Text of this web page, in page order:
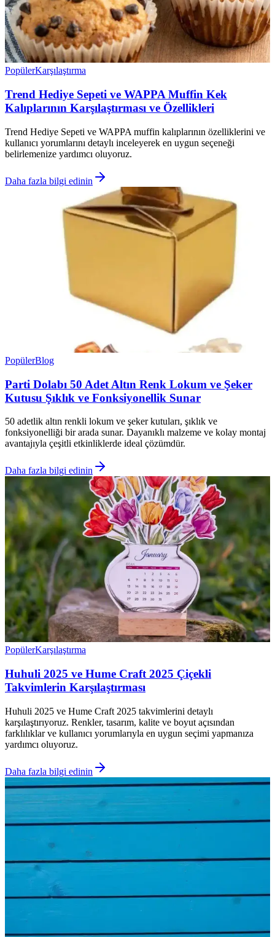
PopülerKarşılaştırma
Trend Hediye Sepeti ve WAPPA Muffin Kek
Kalıplarının Karşılaştırması ve Özellikleri
Trend Hediye Sepeti ve WAPPA muffin kalıplarının özelliklerini ve
kullanıcı yorumlarını detaylı inceleyerek en uygun seçeneği
belirlemenize yardımcı oluyoruz.
Daha fazla bilgi edinin
PopülerBlog
Parti Dolabı 50 Adet Altın Renk Lokum ve Şeker
Kutusu Şıklık ve Fonksiyonellik Sunar
50 adetlik altın renkli lokum ve şeker kutuları, şıklık ve
fonksiyonelliği bir arada sunar. Dayanıklı malzeme ve kolay montaj
avantajıyla çeşitli etkinliklerde ideal çözümdür.
Daha fazla bilgi edinin
PopülerKarşılaştırma
Huhuli 2025 ve Hume Craft 2025 Çiçekli
Takvimlerin Karşılaştırması
Huhuli 2025 ve Hume Craft 2025 takvimlerini detaylı
karşılaştırıyoruz. Renkler, tasarım, kalite ve boyut açısından
farklılıklar ve kullanıcı yorumlarıyla en uygun seçimi yapmanıza
yardımcı oluyoruz.
Daha fazla bilgi edinin